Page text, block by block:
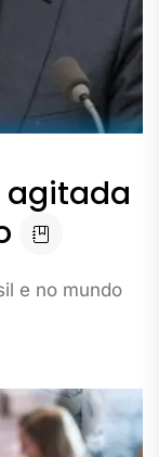
agitada
e no mundo